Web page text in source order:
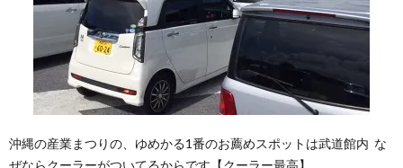
沖縄の産業まつりの、ゆめかる1番のお薦めスポットは武道館内 な
ぜならクーラーがついてるからです【クーラー最高】